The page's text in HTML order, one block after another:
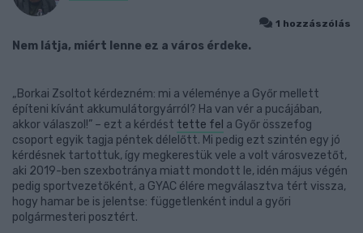
1 hozzászólás
Nem látja, miért lenne ez a város érdeke.
„Borkai Zsoltot kérdezném: mi a véleménye a Győr mellett
építeni kívánt akkumulátorgyárról? Ha van vér a pucájában,
akkor válaszol!” – ezt a kérdést tette fel a Győr összefog
csoport egyik tagja péntek délelőtt. Mi pedig ezt szintén egy jó
kérdésnek tartottuk, így megkerestük vele a volt városvezetőt,
aki 2019-ben szexbotránya miatt mondott le, idén május végén
pedig sportvezetőként, a GYAC élére megválasztva tért vissza,
hogy hamar be is jelentse: függetlenként indul a győri
polgármesteri posztért.